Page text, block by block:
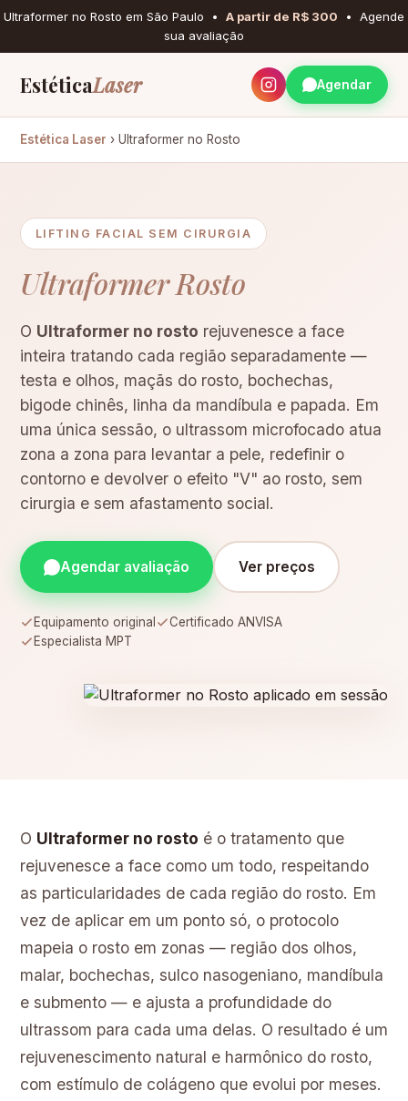
Ultraformer no Rosto em São Paulo • A partir de R$ 300 • Agende
sua avaliação
EstéticaLaser Agendar
Estética Laser › Ultraformer no Rosto
LIFTING FACIAL SEM CIRURGIA
Ultraformer Rosto
O Ultraformer no rosto rejuvenesce a face
inteira tratando cada região separadamente —
testa e olhos, maçãs do rosto, bochechas,
bigode chinês, linha da mandíbula e papada. Em
uma única sessão, o ultrassom microfocado atua
zona a zona para levantar a pele, redefinir o
contorno e devolver o efeito "V" ao rosto, sem
cirurgia e sem afastamento social.
Agendar avaliação Ver preços
Equipamento original
Certificado ANVISA
Especialista MPT
O Ultraformer no rosto é o tratamento que
rejuvenesce a face como um todo, respeitando
as particularidades de cada região do rosto. Em
vez de aplicar em um ponto só, o protocolo
mapeia o rosto em zonas — região dos olhos,
malar, bochechas, sulco nasogeniano, mandíbula
e submento — e ajusta a profundidade do
ultrassom para cada uma delas. O resultado é um
rejuvenescimento natural e harmônico do rosto,
com estímulo de colágeno que evolui por meses.